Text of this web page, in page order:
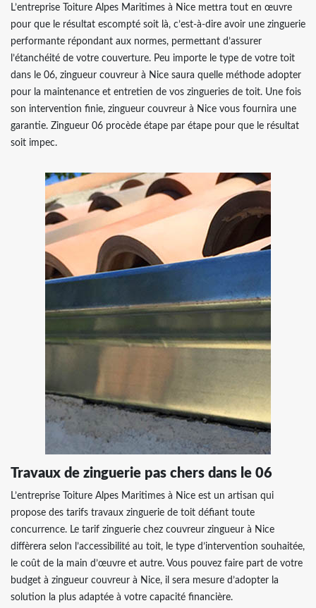
​​​​​​​L’entreprise Toiture Alpes Maritimes à Nice mettra tout en œuvre
pour que le résultat escompté soit là, c’est-à-dire avoir une zinguerie
performante répondant aux normes, permettant d’assurer
l’étanchéité de votre couverture. Peu importe le type de votre toit
dans le 06, zingueur couvreur à Nice saura quelle méthode adopter
pour la maintenance et entretien de vos zingueries de toit. Une fois
son intervention finie, zingueur couvreur à Nice vous fournira une
garantie. Zingueur 06 procède étape par étape pour que le résultat
soit impec.
Travaux de zinguerie pas chers dans le 06
​​​​​​​L’entreprise Toiture Alpes Maritimes à Nice est un artisan qui
propose des tarifs travaux zinguerie de toit défiant toute
concurrence. Le tarif zinguerie chez couvreur zingueur à Nice
diffèrera selon l’accessibilité au toit, le type d’intervention souhaitée,
le coût de la main d’œuvre et autre. Vous pouvez faire part de votre
budget à zingueur couvreur à Nice, il sera mesure d’adopter la
solution la plus adaptée à votre capacité financière.